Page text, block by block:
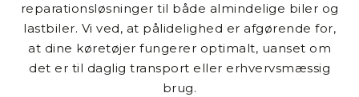
reparationsløsninger til både almindelige biler og
lastbiler. Vi ved, at pålidelighed er afgørende for,
at dine køretøjer fungerer optimalt, uanset om
det er til daglig transport eller erhvervsmæssig
brug.